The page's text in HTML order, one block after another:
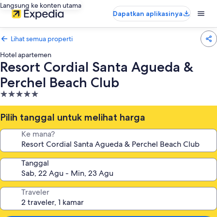
Langsung ke konten utama
Dapatkan aplikasinya
Lihat semua properti
Hotel apartemen
Resort Cordial Santa Agueda &
Perchel Beach Club
Properti
bintang
5.0
Pilih tanggal untuk melihat harga
Ke mana?
Tanggal
Traveler